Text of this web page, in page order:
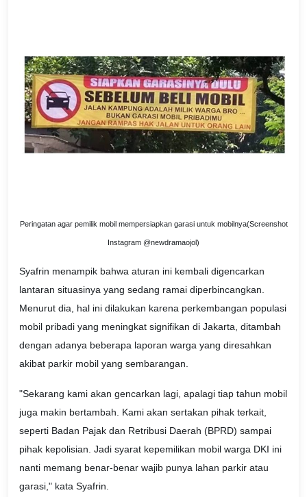
Peringatan agar pemilik mobil mempersiapkan garasi untuk mobilnya(Screenshot
Instagram @newdramaojol)
Syafrin menampik bahwa aturan ini kembali digencarkan
lantaran situasinya yang sedang ramai diperbincangkan.
Menurut dia, hal ini dilakukan karena perkembangan populasi
mobil pribadi yang meningkat signifikan di Jakarta, ditambah
dengan adanya beberapa laporan warga yang diresahkan
akibat parkir mobil yang sembarangan.
"Sekarang kami akan gencarkan lagi, apalagi tiap tahun mobil
juga makin bertambah. Kami akan sertakan pihak terkait,
seperti Badan Pajak dan Retribusi Daerah (BPRD) sampai
pihak kepolisian. Jadi syarat kepemilikan mobil warga DKI ini
nanti memang benar-benar wajib punya lahan parkir atau
garasi," kata Syafrin.